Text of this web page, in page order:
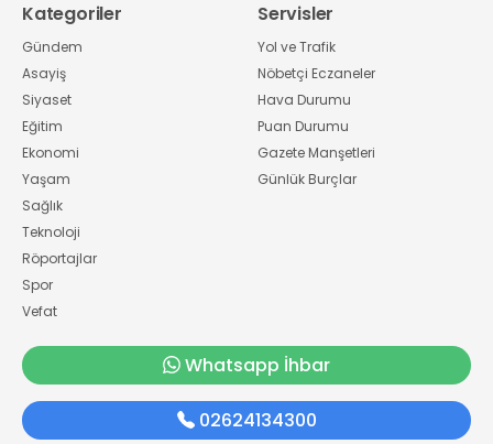
Kategoriler
Gündem
Asayiş
Siyaset
Eğitim
Ekonomi
Yaşam
Sağlık
Teknoloji
Röportajlar
Spor
Vefat
Servisler
Yol ve Trafik
Nöbetçi Eczaneler
Hava Durumu
Puan Durumu
Gazete Manşetleri
Günlük Burçlar
Whatsapp İhbar
02624134300